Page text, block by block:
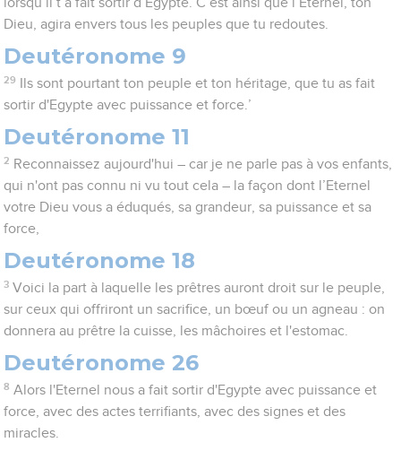
Dieu, agira envers tous les peuples que tu redoutes.
Deutéronome 9
29
Ils sont pourtant ton peuple et ton héritage, que tu as fait
sortir d'Egypte avec puissance et force.’
Deutéronome 11
2 Reconnaissez aujourd'hui – car je ne parle pas à vos enfants,
qui n'ont pas connu ni vu tout cela – la façon dont l’Eternel
votre Dieu vous a éduqués, sa grandeur, sa puissance et sa
force,
Deutéronome 18
3 Voici la part à laquelle les prêtres auront droit sur le peuple,
sur ceux qui offriront un sacrifice, un bœuf ou un agneau : on
donnera au prêtre la cuisse, les mâchoires et l'estomac.
Deutéronome 26
8 Alors l'Eternel nous a fait sortir d'Egypte avec puissance et
force, avec des actes terrifiants, avec des signes et des
miracles.